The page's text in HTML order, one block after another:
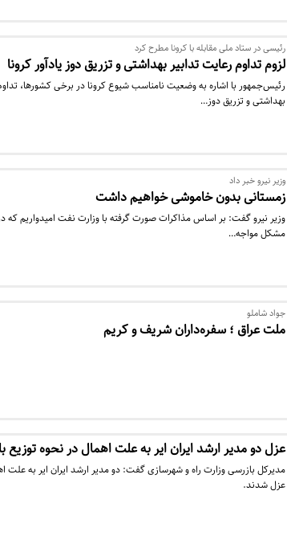
رئیسی در ستاد ملی مقابله با کرونا مطرح کرد
لزوم تداوم رعایت تدابیر بهداشتی و تزریق دوز یادآور کرونا
رئیس‌جمهور با اشاره به وضعیت نامناسب شیوع کرونا در برخی کشورها،
بهداشتی و تزریق دوز…
وزیر نیرو خبر داد
زمستانی بدون خاموشی خواهیم داشت
وزیر نیرو گفت: بر اساس مذاکرات صورت گرفته با وزارت نفت امیدواریم که
مشکل مواجه…
جواد شاملو
ملت عراق ؛ سفره‌داران شریف و کریم
عزل دو مدیر ارشد ایران ایر به علت اهمال در نحوه توزیع
مدیرکل بازرسی وزارت راه و شهرسازی گفت: دو مدیر ارشد ایران ایر به علت
عزل شدند.